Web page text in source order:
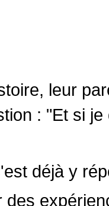
leur
: "Et si
déjà y
des